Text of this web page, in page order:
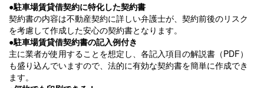
●駐車場賃貸借契約に特化した契約書
契約書の内容は不動産契約に詳しい弁護士が、契約前後のリスク
を考慮して作成した安心の契約書となります。
●駐車場賃貸借契約書の記入例付き
主に業者が使用することを想定し、各記入項目の解説書（PDF）
も盛り込んでいますので、法的に有効な契約書を簡単に作成でき
ます。